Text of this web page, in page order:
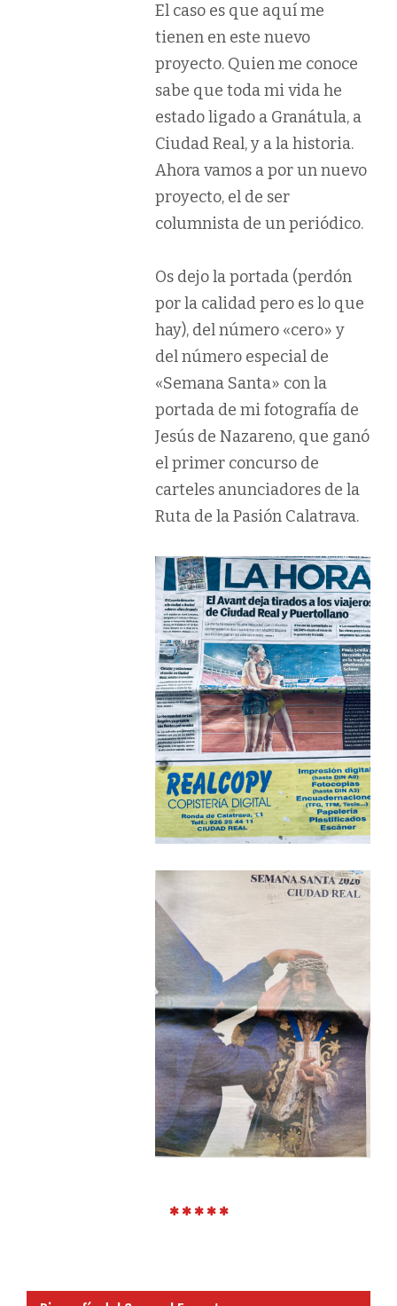
El caso es que aquí me
tienen en este nuevo
proyecto. Quien me conoce
sabe que toda mi vida he
estado ligado a Granátula, a
Ciudad Real, y a la historia.
Ahora vamos a por un nuevo
proyecto, el de ser
columnista de un periódico.
Os dejo la portada (perdón
por la calidad pero es lo que
hay), del número «cero» y
del número especial de
«Semana Santa» con la
portada de mi fotografía de
Jesús de Nazareno, que ganó
el primer concurso de
carteles anunciadores de la
Ruta de la Pasión Calatrava.